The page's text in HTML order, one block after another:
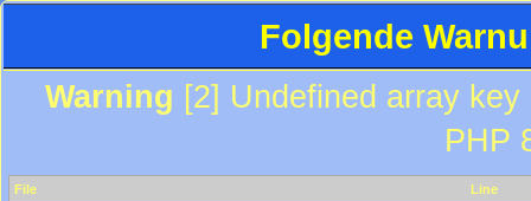
Folgende
Warning [2] Undefined array
PHP
File
Line